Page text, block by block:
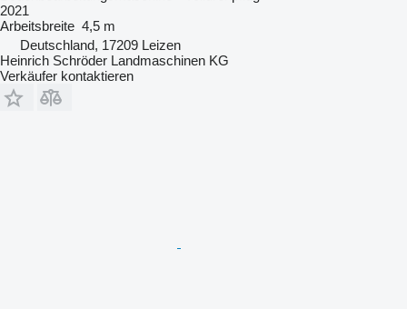
2021
Arbeitsbreite 4,5 m
Deutschland, 17209 Leizen
Heinrich Schröder Landmaschinen KG
Verkäufer kontaktieren